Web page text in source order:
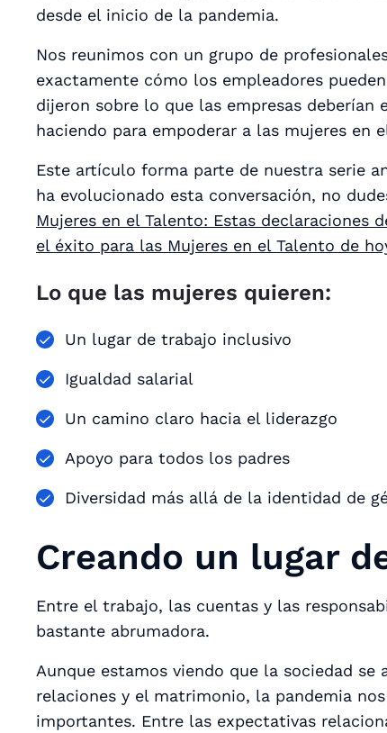
desde el inicio de la pandemia.
Nos reunimos con un grupo de
exactamente cómo los empleadores
dijeron sobre lo que las empresas deberían
haciendo para empoderar a las mujeres en
Este artículo forma parte de nuestra serie
ha evolucionado esta conversación, no
Mujeres en el Talento: Estas declaraciones
el éxito para las Mujeres en el Talento de
Lo que las mujeres quieren:
Un lugar de trabajo inclusivo
Igualdad salarial
Un camino claro hacia el liderazgo
Apoyo para todos los padres
Diversidad más allá de la identidad de
Creando un lugar
Entre el trabajo, las cuentas y las
bastante abrumadora.
Aunque estamos viendo que la sociedad
relaciones y el matrimonio, la pandemia
importantes. Entre las expectativas